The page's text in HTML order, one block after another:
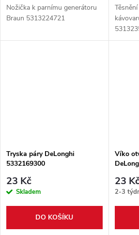
Nožička k parnímu generátoru
Braun 5313224721
Tryska páry DeLonghi
5332169300
23 Kč
Skladem
DO KOŠÍKU
Víko
23
2-3